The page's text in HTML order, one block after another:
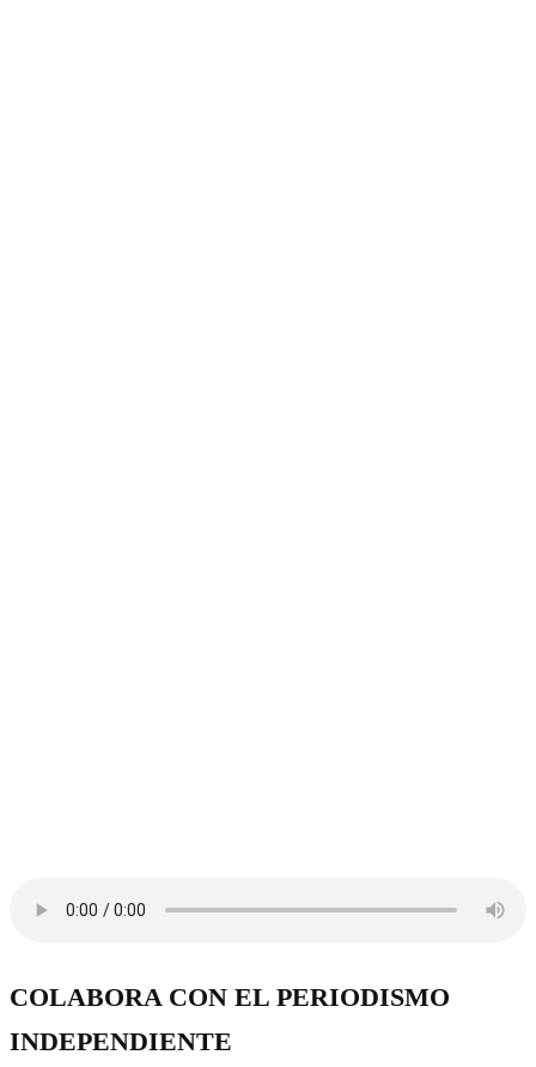
COLABORA CON EL PERIODISMO
INDEPENDIENTE